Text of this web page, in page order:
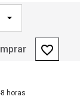
favorite_border
horas